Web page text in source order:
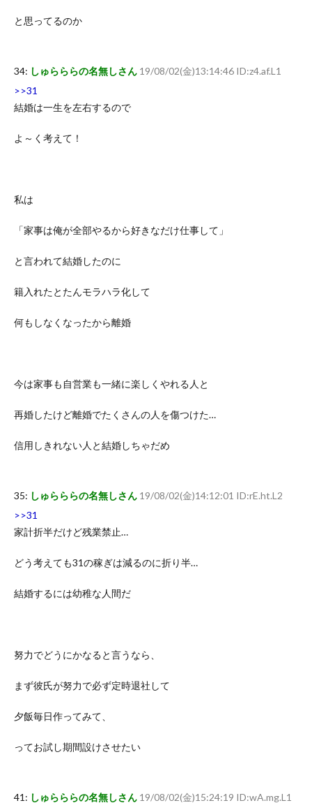
と思ってるのか
34: しゅらららの名無しさん 19/08/02(金)13:14:46 ID:z4.af.L1
>>31
結婚は一生を左右するので
よ～く考えて！
私は
「家事は俺が全部やるから好きなだけ仕事して」
と言われて結婚したのに
籍入れたとたんモラハラ化して
何もしなくなったから離婚
今は家事も自営業も一緒に楽しくやれる人と
再婚したけど離婚でたくさんの人を傷つけた…
信用しきれない人と結婚しちゃだめ
35: しゅらららの名無しさん 19/08/02(金)14:12:01 ID:rE.ht.L2
>>31
家計折半だけど残業禁止…
どう考えても31の稼ぎは減るのに折り半…
結婚するには幼稚な人間だ
努力でどうにかなると言うなら、
まず彼氏が努力で必ず定時退社して
夕飯毎日作ってみて、
ってお試し期間設けさせたい
41: しゅらららの名無しさん 19/08/02(金)15:24:19 ID:wA.mg.L1